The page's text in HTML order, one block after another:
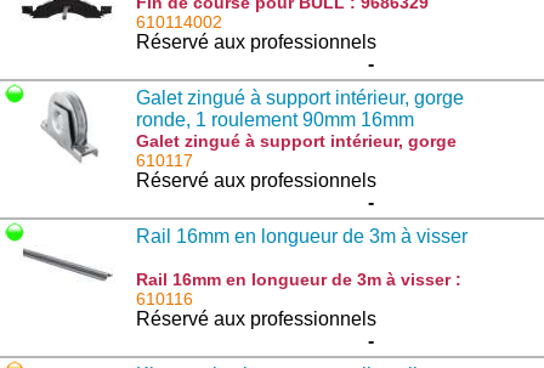
610114002
Réservé aux professionnels
-
Galet zingué à support intérieur, gorge
ronde, 1 roulement 90mm 16mm
Galet zingué à support intérieur, gorge
ronde, 1 roulement 90mm 16mm : 111.90
610117
Réservé aux professionnels
-
Rail 16mm en longueur de 3m à visser
Rail 16mm en longueur de 3m à visser :
186.3
610116
Réservé aux professionnels
-